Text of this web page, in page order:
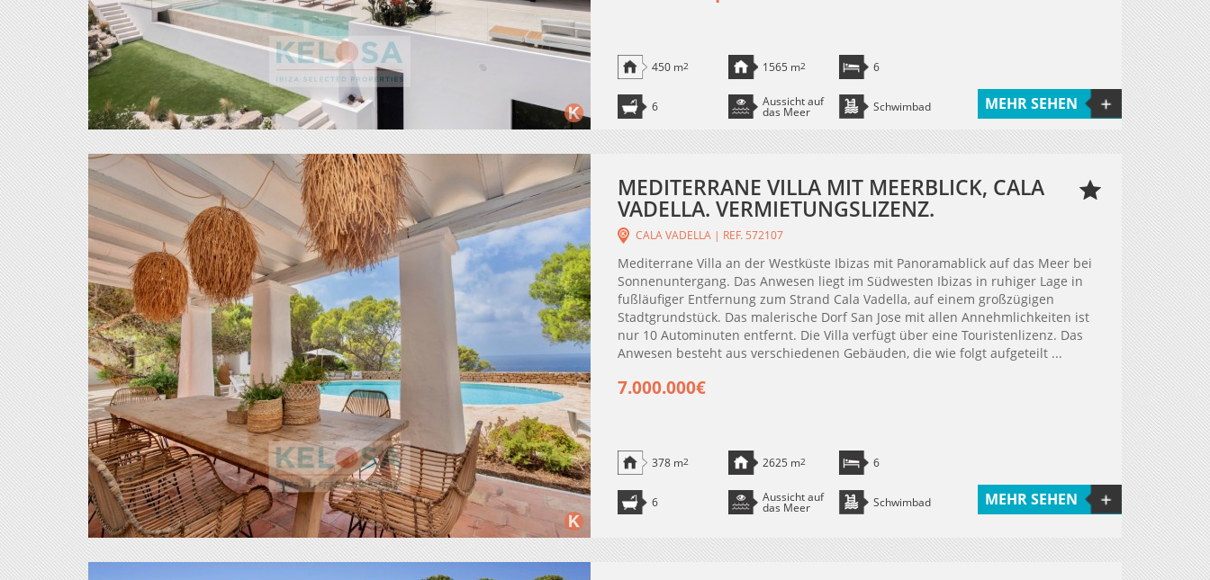
450 m2 1565 m2 6
6 Aussicht auf
das Meer Schwimbad MEHR SEHEN
MEDITERRANE VILLA MIT MEERBLICK, CALA
VADELLA. VERMIETUNGSLIZENZ.
CALA VADELLA | REF. 572107
Mediterrane Villa an der Westküste Ibizas mit Panoramablick auf das Meer bei
Sonnenuntergang. Das Anwesen liegt im Südwesten Ibizas in ruhiger Lage in
fußläufiger Entfernung zum Strand Cala Vadella, auf einem großzügigen
Stadtgrundstück. Das malerische Dorf San Jose mit allen Annehmlichkeiten ist
nur 10 Autominuten entfernt. Die Villa verfügt über eine Touristenlizenz. Das
Anwesen besteht aus verschiedenen Gebäuden, die wie folgt aufgeteilt ...
7.000.000€
378 m2 2625 m2 6
6 Aussicht auf
das Meer Schwimbad MEHR SEHEN